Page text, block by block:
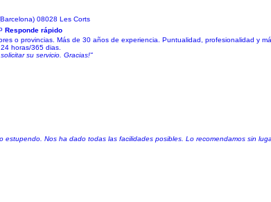
08028 Les Corts
Responde rápido
o provincias. Más de 30 años de experiencia. Puntualidad, profesionalidad y
horas/365 dias.
su servicio. Gracias!"
Nos ha dado todas las facilidades posibles. Lo recomendamos sin